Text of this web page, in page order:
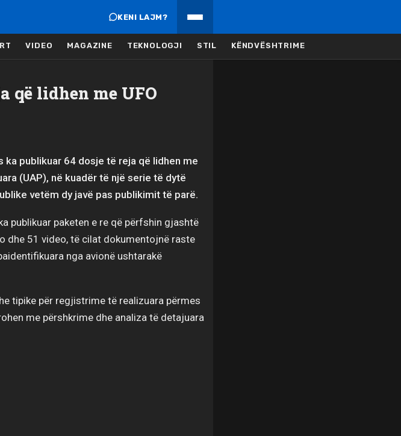
KENI LAJM?
VIDEO MAGAZINE TEKNOLOGJI STIL KËNDVËSHTRIME
që lidhen me UFO
publikuar 64 dosje të reja që lidhen me
(UAP), në kuadër të një serie të dytë
vetëm dy javë pas publikimit të parë.
publikuar paketen e re që përfshin gjashtë
dhe 51 video, të cilat dokumentojnë raste
nga avionë ushtarakë
tipike për regjistrime të realizuara përmes
me përshkrime dhe analiza të detajuara